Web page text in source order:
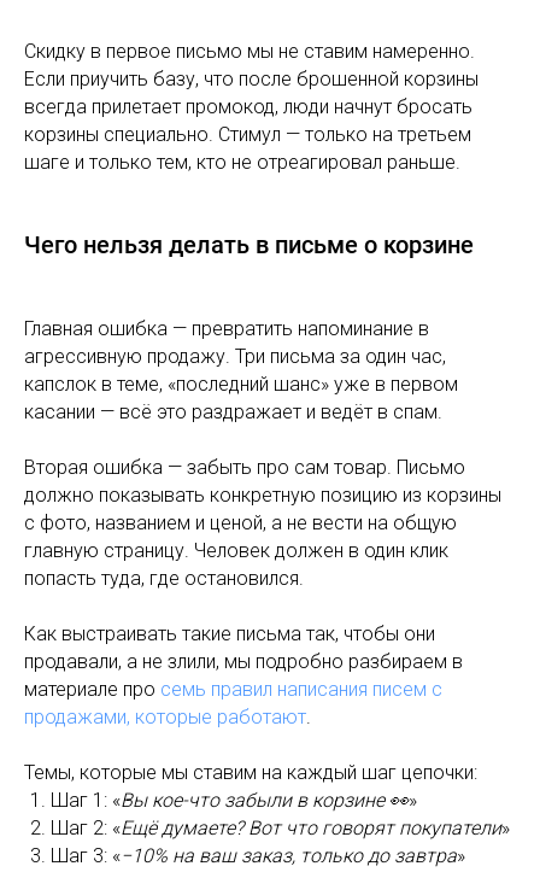
Скидку в первое письмо мы не ставим намеренно.
Если приучить базу, что после брошенной корзины
всегда прилетает промокод, люди начнут бросать
корзины специально. Стимул — только на третьем
шаге и только тем, кто не отреагировал раньше.
Чего нельзя делать в письме о корзине
Главная ошибка — превратить напоминание в
агрессивную продажу. Три письма за один час,
капслок в теме, «последний шанс» уже в первом
касании — всё это раздражает и ведёт в спам.
Вторая ошибка — забыть про сам товар. Письмо
должно показывать конкретную позицию из корзины
с фото, названием и ценой, а не вести на общую
главную страницу. Человек должен в один клик
попасть туда, где остановился.
Как выстраивать такие письма так, чтобы они
продавали, а не злили, мы подробно разбираем в
материале про семь правил написания писем с
продажами, которые работают.
Темы, которые мы ставим на каждый шаг цепочки:
Шаг 1: «Вы кое-что забыли в корзине 👀»
Шаг 2: «Ещё думаете? Вот что говорят покупатели»
Шаг 3: «−10% на ваш заказ, только до завтра»